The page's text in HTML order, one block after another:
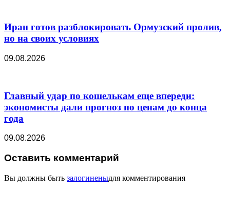
Иран готов разблокировать Ормузский пролив,
но на своих условиях
09.08.2026
Главный удар по кошелькам еще впереди:
экономисты дали прогноз по ценам до конца
года
09.08.2026
Оставить комментарий
Вы должны быть залогиненыдля комментирования